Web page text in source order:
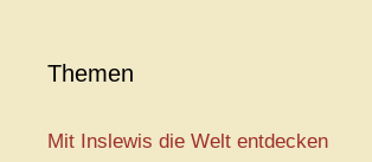
Themen
Mit Inslewis die Welt entdecken